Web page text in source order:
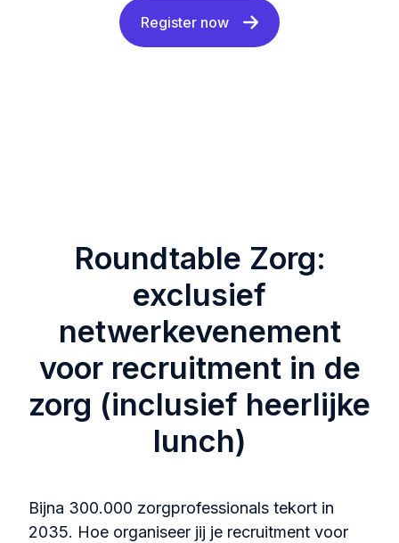
Register now
Roundtable Zorg:
exclusief
netwerkevenement
voor recruitment in de
zorg (inclusief heerlijke
lunch)
Bijna 300.000 zorgprofessionals tekort in
2035. Hoe organiseer jij je recruitment voor